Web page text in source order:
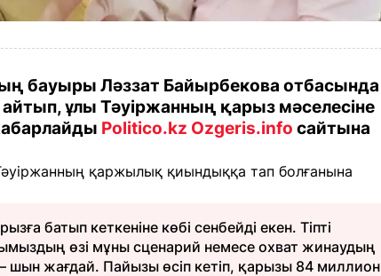
бауыры Ләззат Байырбекова отбасында
ұлы Тәуіржанның қарыз мәселесіне
Politico.kz Ozgeris.info сайтына
қаржылық қиындыққа тап болғанына
батып кеткеніне көбі сенбейді екен. Тіпті
өзі мұны сценарий немесе охват жинаудың
шын жағдай. Пайызы өсіп кетіп, қарызы 84 миллион